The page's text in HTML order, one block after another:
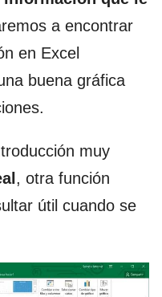
a encontrar
en Excel
buena gráfica
muy
, otra función
útil cuando se